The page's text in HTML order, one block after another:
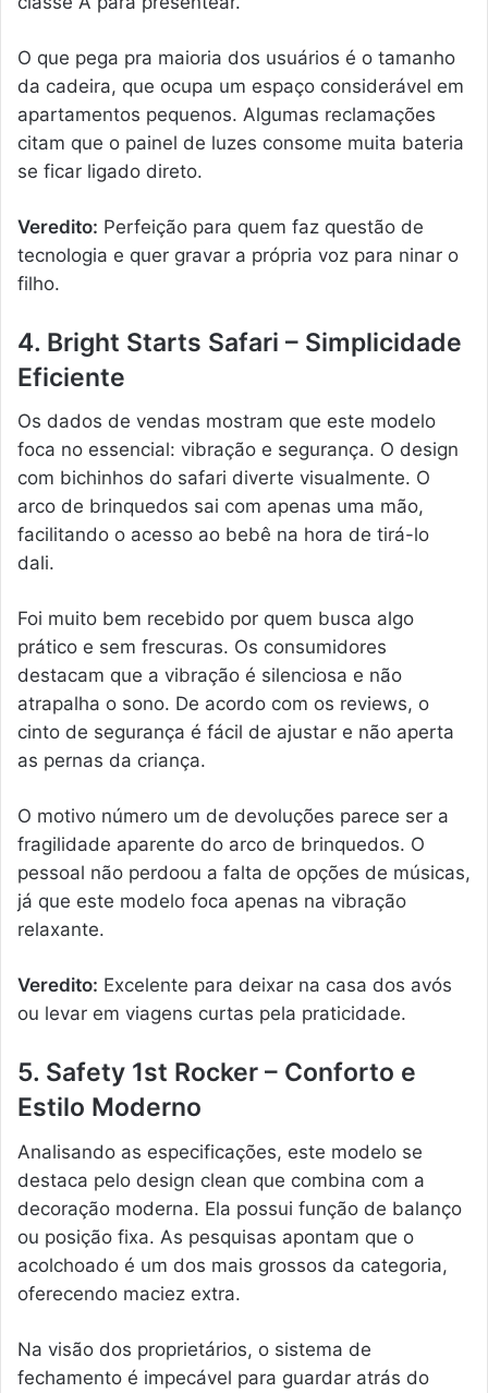
O que pega pra maioria dos usuários é o tamanho
da cadeira, que ocupa um espaço considerável em
apartamentos pequenos. Algumas reclamações
citam que o painel de luzes consome muita bateria
se ficar ligado direto.
Veredito: Perfeição para quem faz questão de
tecnologia e quer gravar a própria voz para ninar o
filho.
4. Bright Starts Safari – Simplicidade
Eficiente
Os dados de vendas mostram que este modelo
foca no essencial: vibração e segurança. O design
com bichinhos do safari diverte visualmente. O
arco de brinquedos sai com apenas uma mão,
facilitando o acesso ao bebê na hora de tirá-lo
dali.
Foi muito bem recebido por quem busca algo
prático e sem frescuras. Os consumidores
destacam que a vibração é silenciosa e não
atrapalha o sono. De acordo com os reviews, o
cinto de segurança é fácil de ajustar e não aperta
as pernas da criança.
O motivo número um de devoluções parece ser a
fragilidade aparente do arco de brinquedos. O
pessoal não perdoou a falta de opções de músicas,
já que este modelo foca apenas na vibração
relaxante.
Veredito: Excelente para deixar na casa dos avós
ou levar em viagens curtas pela praticidade.
5. Safety 1st Rocker – Conforto e
Estilo Moderno
Analisando as especificações, este modelo se
destaca pelo design clean que combina com a
decoração moderna. Ela possui função de balanço
ou posição fixa. As pesquisas apontam que o
acolchoado é um dos mais grossos da categoria,
oferecendo maciez extra.
Na visão dos proprietários, o sistema de
fechamento é impecável para guardar atrás do